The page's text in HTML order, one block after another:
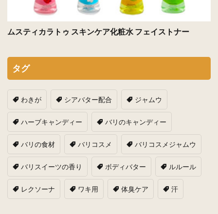
ムスティカラトゥ スキンケア化粧水 フェイストナー
タグ
わきが シアバター配合 ジャムウ
ハーブキャンディー バリのキャンディー
バリの食材 バリコスメ バリコスメジャムウ
バリスイーツの香り ボディバター ルルール
レクソーナ ワキ用 体臭ケア 汗